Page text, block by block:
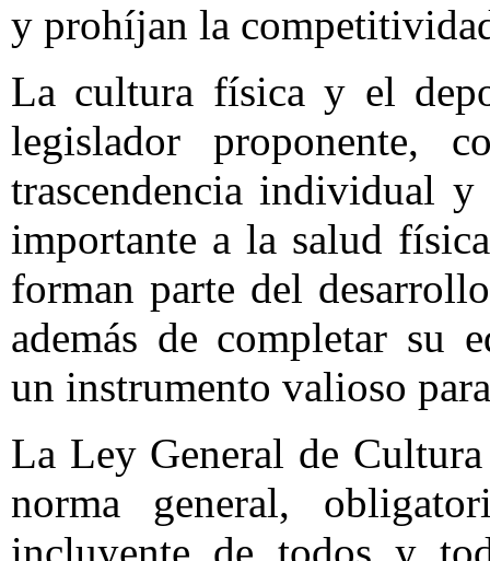
y prohíjan la
La cultura física y el
legislador proponente,
trascendencia individual
importante a la salud
forman parte del
además de completar su
un instrumento valioso
La Ley General de
norma general,